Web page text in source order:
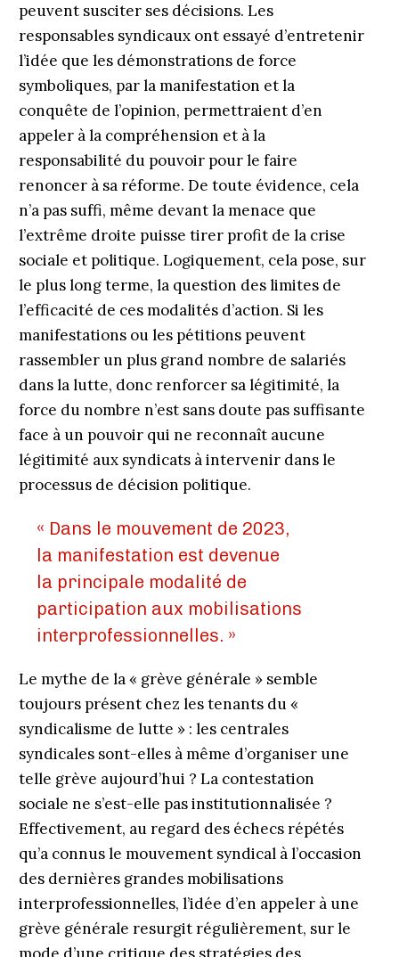
peuvent susciter ses décisions. Les
responsables syndicaux ont essayé d’entretenir
l’idée que les démonstrations de force
symboliques, par la manifestation et la
conquête de l’opinion, permettraient d’en
appeler à la compréhension et à la
responsabilité du pouvoir pour le faire
renoncer à sa réforme. De toute évidence, cela
n’a pas suffi, même devant la menace que
l’extrême droite puisse tirer profit de la crise
sociale et politique. Logiquement, cela pose, sur
le plus long terme, la question des limites de
l’efficacité de ces modalités d’action. Si les
manifestations ou les pétitions peuvent
rassembler un plus grand nombre de salariés
dans la lutte, donc renforcer sa légitimité, la
force du nombre n’est sans doute pas suffisante
face à un pouvoir qui ne reconnaît aucune
légitimité aux syndicats à intervenir dans le
processus de décision politique.
« Dans le mouvement de 2023,
la manifestation est devenue
la principale modalité de
participation aux mobilisations
interprofessionnelles. »
Le mythe de la « grève générale » semble
toujours présent chez les tenants du «
syndicalisme de lutte » : les centrales
syndicales sont-elles à même d’organiser une
telle grève aujourd’hui ? La contestation
sociale ne s’est-elle pas institutionnalisée ?
Effectivement, au regard des échecs répétés
qu’a connus le mouvement syndical à l’occasion
des dernières grandes mobilisations
interprofessionnelles, l’idée d’en appeler à une
grève générale resurgit régulièrement, sur le